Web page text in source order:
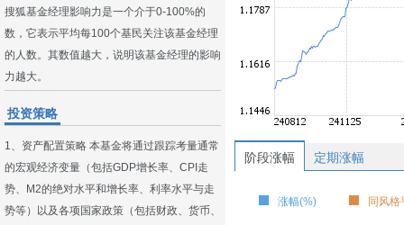
搜狐基金经理影响力是一个介于0-100%的
数，它表示平均每100个基民关注该基金经理
的人数。其数值越大，说明该基金经理的影响
力越大。
投资策略
1、资产配置策略 本基金将通过跟踪考量通常
的宏观经济变量（包括GDP增长率、CPI走
势、M2的绝对水平和增长率、利率水平与走
势等）以及各项国家政策（包括财政、货币、
阶段涨幅 定期涨幅
涨幅(%) 同风格